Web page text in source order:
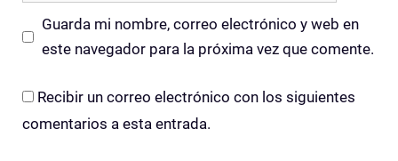
Guarda mi nombre, correo electrónico y web en
este navegador para la próxima vez que comente.
Recibir un correo electrónico con los siguientes
comentarios a esta entrada.